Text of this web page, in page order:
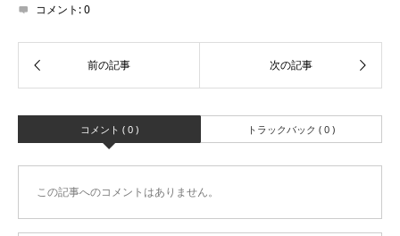
コメント:0
コメント ( 0 ) トラックバック ( 0 )
この記事へのコメントはありません。